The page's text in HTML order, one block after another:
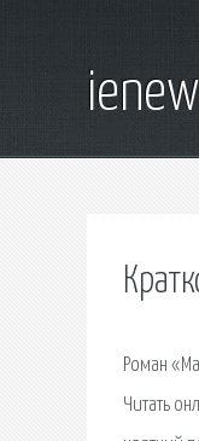
Роман
Читать